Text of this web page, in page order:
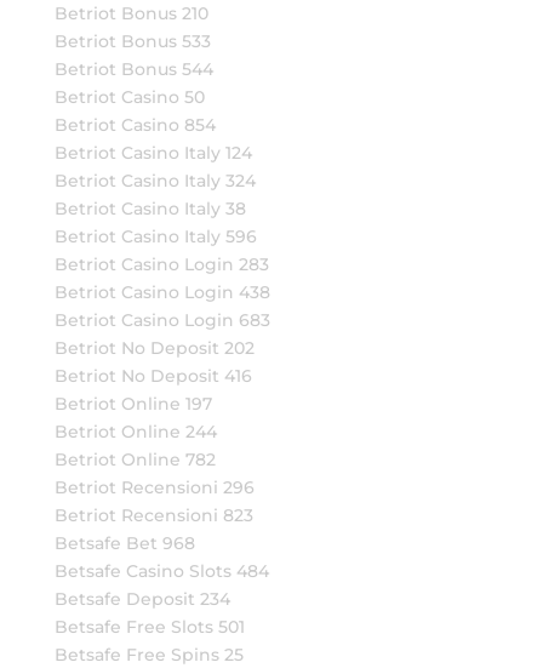
Betriot Bonus 210
Betriot Bonus 533
Betriot Bonus 544
Betriot Casino 50
Betriot Casino 854
Betriot Casino Italy 124
Betriot Casino Italy 324
Betriot Casino Italy 38
Betriot Casino Italy 596
Betriot Casino Login 283
Betriot Casino Login 438
Betriot Casino Login 683
Betriot No Deposit 202
Betriot No Deposit 416
Betriot Online 197
Betriot Online 244
Betriot Online 782
Betriot Recensioni 296
Betriot Recensioni 823
Betsafe Bet 968
Betsafe Casino Slots 484
Betsafe Deposit 234
Betsafe Free Slots 501
Betsafe Free Spins 25